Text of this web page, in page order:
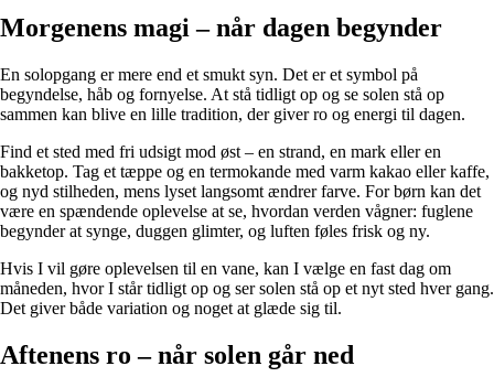
Morgenens magi – når dagen begynder
En solopgang er mere end et smukt syn. Det er et symbol på
begyndelse, håb og fornyelse. At stå tidligt op og se solen stå op
sammen kan blive en lille tradition, der giver ro og energi til dagen.
Find et sted med fri udsigt mod øst – en strand, en mark eller en
bakketop. Tag et tæppe og en termokande med varm kakao eller kaffe,
og nyd stilheden, mens lyset langsomt ændrer farve. For børn kan det
være en spændende oplevelse at se, hvordan verden vågner: fuglene
begynder at synge, duggen glimter, og luften føles frisk og ny.
Hvis I vil gøre oplevelsen til en vane, kan I vælge en fast dag om
måneden, hvor I står tidligt op og ser solen stå op et nyt sted hver gang.
Det giver både variation og noget at glæde sig til.
Aftenens ro – når solen går ned